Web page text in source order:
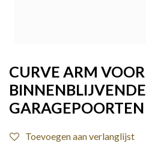
CURVE ARM VOOR
BINNENBLIJVENDE
GARAGEPOORTEN
Toevoegen aan verlanglijst